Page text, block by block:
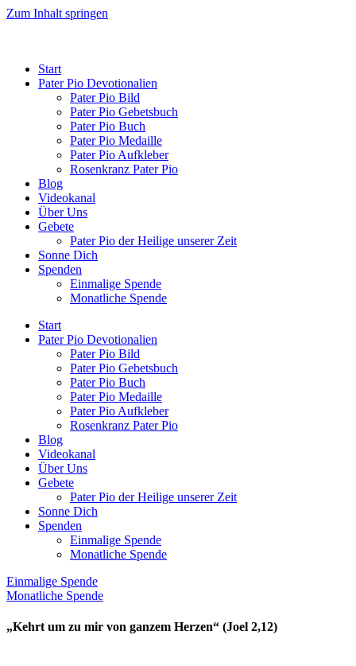
Zum Inhalt springen
Start
Pater Pio Devotionalien
Pater Pio Bild
Pater Pio Gebetsbuch
Pater Pio Buch
Pater Pio Medaille
Pater Pio Aufkleber
Rosenkranz Pater Pio
Blog
Videokanal
Über Uns
Gebete
Pater Pio der Heilige unserer Zeit
Sonne Dich
Spenden
Einmalige Spende
Monatliche Spende
Start
Pater Pio Devotionalien
Pater Pio Bild
Pater Pio Gebetsbuch
Pater Pio Buch
Pater Pio Medaille
Pater Pio Aufkleber
Rosenkranz Pater Pio
Blog
Videokanal
Über Uns
Gebete
Pater Pio der Heilige unserer Zeit
Sonne Dich
Spenden
Einmalige Spende
Monatliche Spende
Einmalige Spende
Monatliche Spende
„Kehrt um zu mir von ganzem Herzen“ (Joel 2,12)